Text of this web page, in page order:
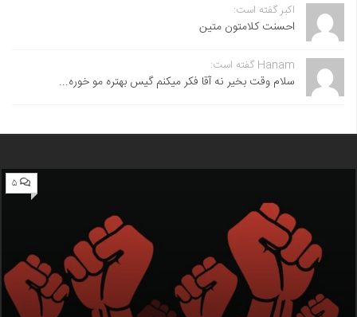
اکبر گفته است:
احسنت ‌کلامتون متین
Hanam گفته است:
سلام وقت بخیر نه آقا فکر میکنم گیس بهتره مو خوره...
۵